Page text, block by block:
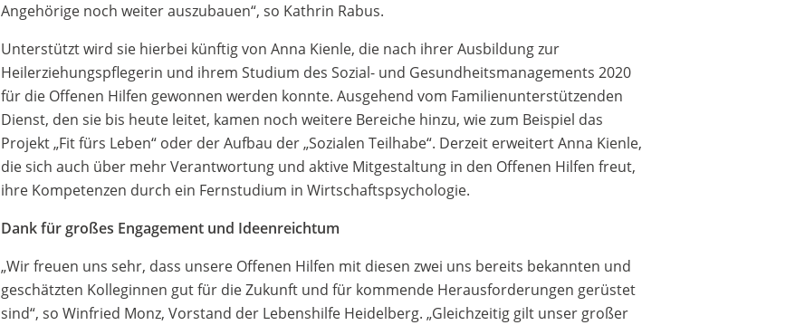
Angehörige noch weiter auszubauen“, so Kathrin Rabus.
Unterstützt wird sie hierbei künftig von Anna Kienle, die nach ihrer Ausbildung zur
Heilerziehungspflegerin und ihrem Studium des Sozial- und Gesundheitsmanagements 2020
für die Offenen Hilfen gewonnen werden konnte. Ausgehend vom Familienunterstützenden
Dienst, den sie bis heute leitet, kamen noch weitere Bereiche hinzu, wie zum Beispiel das
Projekt „Fit fürs Leben“ oder der Aufbau der „Sozialen Teilhabe“. Derzeit erweitert Anna Kienle,
die sich auch über mehr Verantwortung und aktive Mitgestaltung in den Offenen Hilfen freut,
ihre Kompetenzen durch ein Fernstudium in Wirtschaftspsychologie.
Dank für großes Engagement und Ideenreichtum
„Wir freuen uns sehr, dass unsere Offenen Hilfen mit diesen zwei uns bereits bekannten und
geschätzten Kolleginnen gut für die Zukunft und für kommende Herausforderungen gerüstet
sind“, so Winfried Monz, Vorstand der Lebenshilfe Heidelberg. „Gleichzeitig gilt unser großer